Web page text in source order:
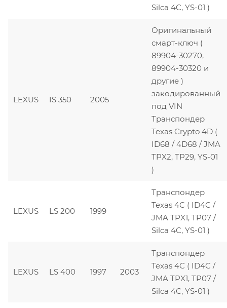
Silca 4C, YS-01 )
LEXUS IS 350 2005
Оригинальный
смарт-ключ (
89904-30270,
89904-30320 и
другие )
закодированный
под VIN
Транспондер
Texas Crypto 4D (
ID68 / 4D68 / JMA
TPX2, TP29, YS-01
)
LEXUS LS 200 1999
Транспондер
Texas 4C ( ID4C /
JMA TPX1, TP07 /
Silca 4C, YS-01 )
LEXUS LS 400 1997 2003
Транспондер
Texas 4C ( ID4C /
JMA TPX1, TP07 /
Silca 4C, YS-01 )